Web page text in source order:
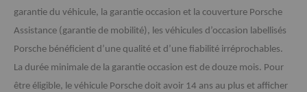
garantie du véhicule, la garantie occasion et la couverture Porsche
Assistance (garantie de mobilité), les véhicules d’occasion labellisés
Porsche bénéficient d’une qualité et d’une fiabilité irréprochables.
La durée minimale de la garantie occasion est de douze mois. Pour
être éligible, le véhicule Porsche doit avoir 14 ans au plus et afficher